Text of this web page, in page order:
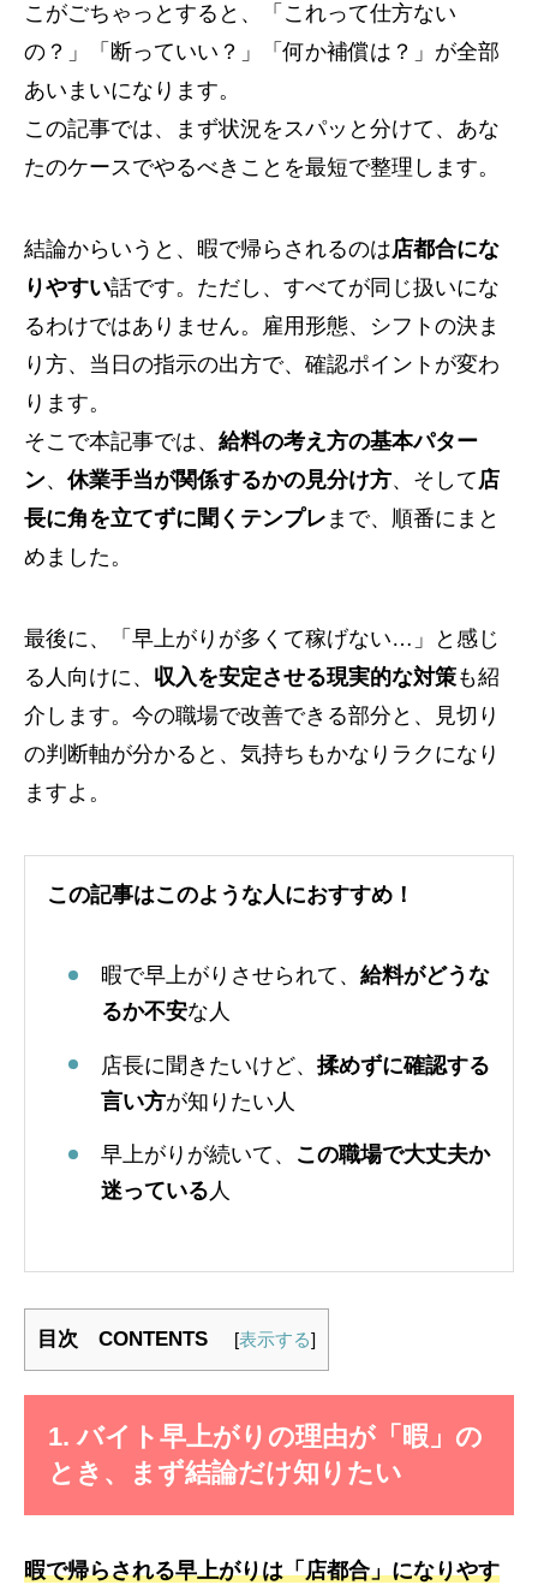
こがごちゃっとすると、「これって仕方ない
の？」「断っていい？」「何か補償は？」が全部
あいまいになります。
この記事では、まず状況をスパッと分けて、あな
たのケースでやるべきことを最短で整理します。
結論からいうと、暇で帰らされるのは店都合にな
りやすい話です。ただし、すべてが同じ扱いにな
るわけではありません。雇用形態、シフトの決ま
り方、当日の指示の出方で、確認ポイントが変わ
ります。
そこで本記事では、 給料の考え方の基本パター
ン、 休業手当が関係するかの見分け方、そして店
長に角を立てずに聞くテンプレ まで、順番にまと
めました。
最後に、「早上がりが多くて稼げない…」と感じ
る人向けに、 収入を安定させる現実的な対策も紹
介します。今の職場で改善できる部分と、見切り
の判断軸が分かると、気持ちもかなりラクになり
ますよ。
この記事はこのような人におすすめ！
暇で早上がりさせられて、 給料がどうな
るか不安な人
店長に聞きたいけど、 揉めずに確認する
言い方が知りたい人
早上がりが続いて、 この職場で大丈夫か
迷っている 人
目次 CONTENTS [表示する]
1. バイト早上がりの理由が「暇」の
とき、まず結論だけ知りたい
暇で帰らされる早上がりは「店都合」になりやす